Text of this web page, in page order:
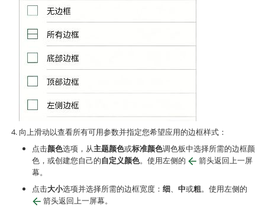
向上滑动以查看所有可用参数并指定您希望应用的边框样式：
点击颜色选项，从主题颜色或标准颜色调色板中选择所需的边框颜
色，或创建您自己的自定义颜色。使用左侧的
箭头返回上一屏
幕。
点击大小选项并选择所需的边框宽度： 细、 中或粗。使用左侧的
箭头返回上一屏幕。